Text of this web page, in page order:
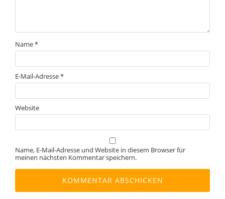
Name*
E-Mail-Adresse*
Website
Name, E-Mail-Adresse und Website in diesem Browser für
meinen nächsten Kommentar speichern.